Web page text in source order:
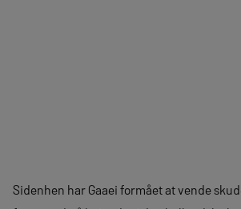
Sidenhen har Gaaei formået at vende